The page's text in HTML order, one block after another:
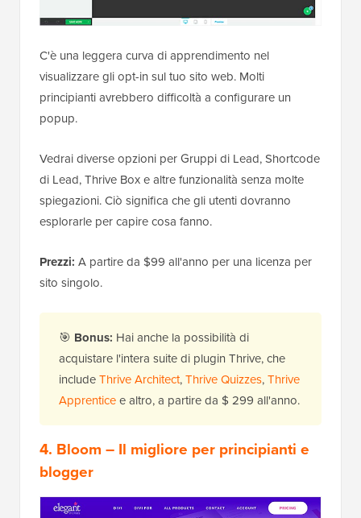
C'è una leggera curva di apprendimento nel
visualizzare gli opt-in sul tuo sito web. Molti
principianti avrebbero difficoltà a configurare un
popup.
Vedrai diverse opzioni per Gruppi di Lead, Shortcode
di Lead, Thrive Box e altre funzionalità senza molte
spiegazioni. Ciò significa che gli utenti dovranno
esplorarle per capire cosa fanno.
Prezzi: A partire da $99 all'anno per una licenza per
sito singolo.
🎯 Bonus: Hai anche la possibilità di
acquistare l'intera suite di plugin Thrive, che
includeThrive Architect,Thrive Quizzes,Thrive
Apprenticee altro, a partire da $ 299 all'anno.
4. Bloom – Il migliore per principianti e
blogger